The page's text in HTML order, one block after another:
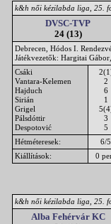
k&h női kézilabda liga, 25.
DVSC-TVP
24 (13)
Debrecen, Hódos I.
Játékvezetők: Hargitai
Csáki
Vantara-Kelemen
Hajduch
Sirián
Grigel
Pálsdóttir
Despotović
2
6
1
3
5
Hétméteresek:
6/5
Kiállítások:
0
k&h női kézilabda liga, 25.
Alba Fehérvár KC